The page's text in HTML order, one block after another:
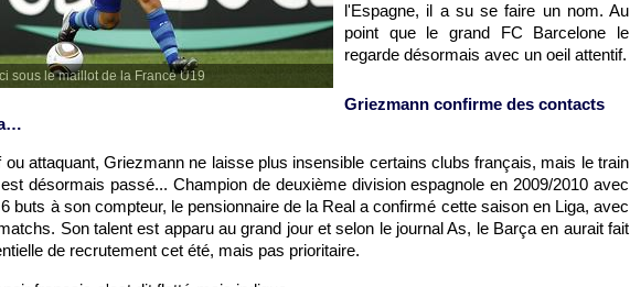
sous le maillot de la France U19
l'Espagne, il a su se faire un nom. Au
point que le grand FC Barcelone le
regarde désormais avec un oeil attentif.
Griezmann confirme des contacts
ou attaquant, Griezmann ne laisse plus insensible certains clubs français, mais le train
désormais passé... Champion de deuxième division espagnole en 2009/2010 avec
buts à son compteur, le pensionnaire de la Real a confirmé cette saison en Liga, avec
Son talent est apparu au grand jour et selon le journal As, le Barça en aurait fait
de recrutement cet été, mais pas prioritaire.